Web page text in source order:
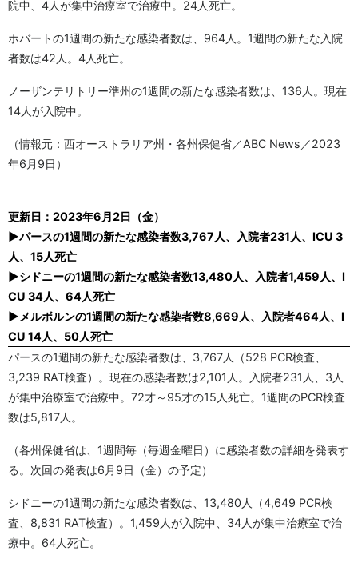
院中、4人が集中治療室で治療中。24人死亡。
ホバートの1週間の新たな感染者数は、964人。1週間の新たな入院
者数は42人。4人死亡。
ノーザンテリトリー準州の1週間の新たな感染者数は、136人。現在
14人が入院中。
（情報元：西オーストラリア州・各州保健省／ABC News／2023
年6月9日）
更新日：2023年6月2日（金）
▶パースの1週間の新たな感染者数3,767人、入院者231人、ICU 3
人、15人死亡
▶シドニーの1週間の新たな感染者数13,480人、入院者1,459人、I
CU 34人、64人死亡
▶メルボルンの1週間の新たな感染者数8,669人、入院者464人、I
CU 14人、50人死亡
パースの1週間の新たな感染者数は、3,767人（528 PCR検査、
3,239 RAT検査）。現在の感染者数は2,101人。入院者231人、3人
が集中治療室で治療中。72才～95才の15人死亡。1週間のPCR検査
数は5,817人。
（各州保健省は、1週間毎（毎週金曜日）に感染者数の詳細を発表す
る。次回の発表は6月9日（金）の予定）
シドニーの1週間の新たな感染者数は、13,480人（4,649 PCR検
査、8,831 RAT検査）。1,459人が入院中、34人が集中治療室で治
療中。64人死亡。